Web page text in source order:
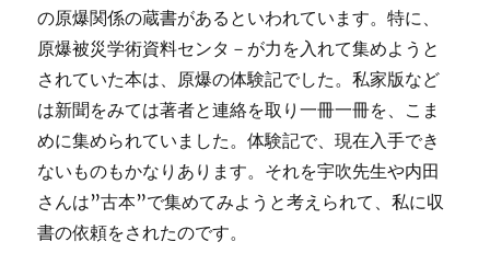
の原爆関係の蔵書があるといわれています。特に、
原爆被災学術資料センタ－が力を入れて集めようと
されていた本は、原爆の体験記でした。私家版など
は新聞をみては著者と連絡を取り一冊一冊を、こま
めに集められていました。体験記で、現在入手でき
ないものもかなりあります。それを宇吹先生や内田
さんは”古本”で集めてみようと考えられて、私に収
書の依頼をされたのです。